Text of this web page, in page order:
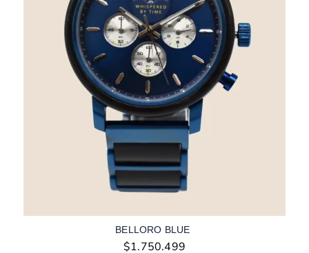
BELLORO BLUE
$1.750.499